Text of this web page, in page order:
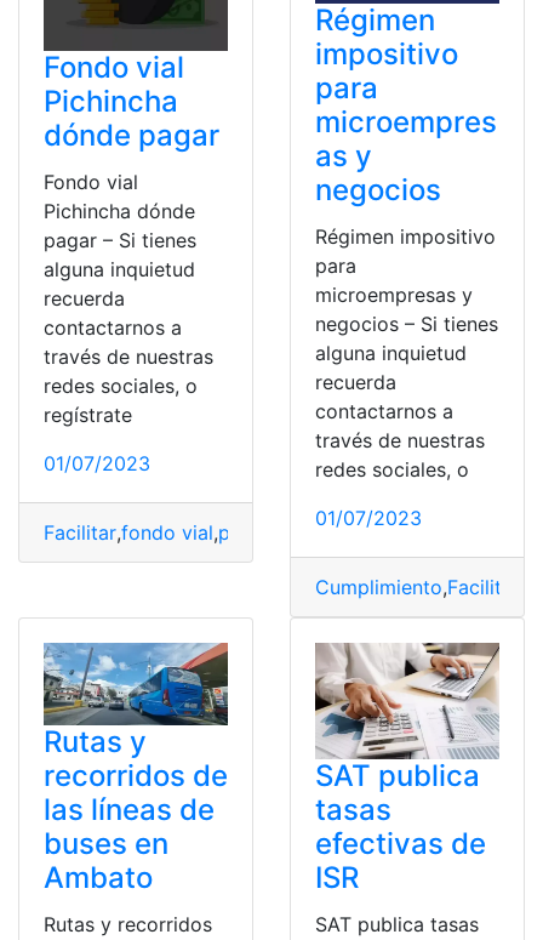
Fondo vial
Pichincha
dónde pagar
Fondo vial
Pichincha dónde
pagar – Si tienes
alguna inquietud
recuerda
contactarnos a
través de nuestras
redes sociales, o
regístrate
01/07/2023
Facilitar,fondo vial,pagar placa Servipagos
Régimen
impositivo
para
microempres
as y
negocios
Régimen impositivo
para
microempresas y
negocios – Si tienes
alguna inquietud
recuerda
contactarnos a
través de nuestras
redes sociales, o
01/07/2023
Cumplimiento,Facilitar
Rutas y
recorridos de
las líneas de
buses en
Ambato
Rutas y recorridos
SAT publica
tasas
efectivas de
ISR
SAT publica tasas